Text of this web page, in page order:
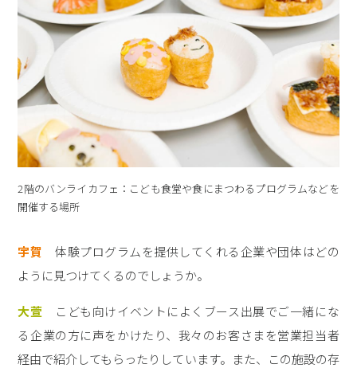
2階のバンライカフェ：こども食堂や食にまつわるプログラムなどを
開催する場所
宇賀 体験プログラムを提供してくれる企業や団体はどの
ように見つけてくるのでしょうか。
大萱 こども向けイベントによくブース出展でご一緒にな
る企業の方に声をかけたり、我々のお客さまを営業担当者
経由で紹介してもらったりしています。また、この施設の存